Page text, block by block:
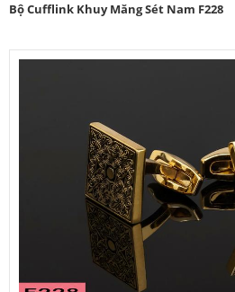
Bộ Cufflink Khuy Măng Sét Nam F228